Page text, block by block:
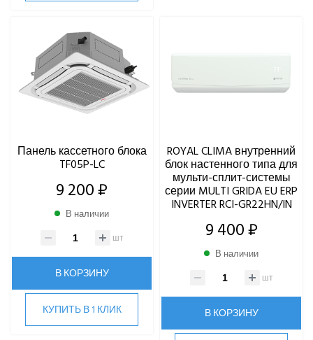
HIGH LIFE
HITACHI
IGC
Kentatsu
LEGION
Mitsubishi Heavy Industries
MITSUDAI
Panasonic
Quattroclima
Панель кассетного блока
TF05P-LC
9 200 ₽
В наличии
шт
В КОРЗИНУ
КУПИТЬ В 1 КЛИК
ROYAL CLIMA внутренний
блок настенного типа для
мульти-сплит-системы
серии MULTI GRIDA EU ERP
INVERTER RCI-GR22HN/IN
9 400 ₽
В наличии
шт
В КОРЗИНУ